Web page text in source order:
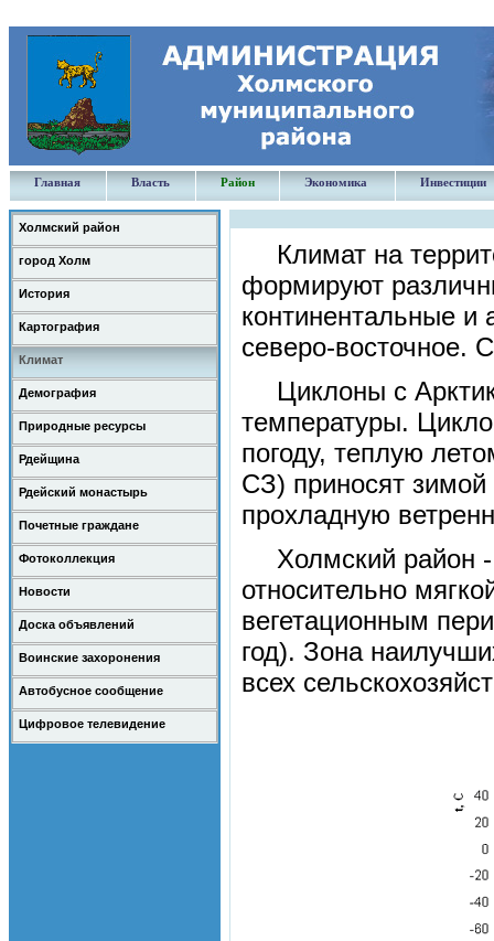
Главная Власть Район Экономика Инвестиции
Холмский район
город Холм
История
Картография
Климат
Демография
Природные ресурсы
Рдейщина
Рдейский монастырь
Почетные граждане
Фотоколлекция
Новости
Доска объявлений
Воинские захоронения
Автобусное сообщение
Цифровое телевидение
Климат на
формируют
континентальные и
северо-восточное.
Циклоны с
температуры.
погоду, теплую
СЗ) приносят
прохладную
Холмский район -
относительно
вегетационным
год). Зона
всех